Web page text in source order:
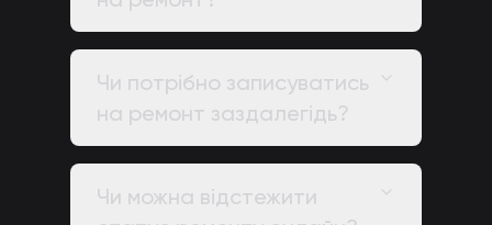
Чи потрібно записуватись
на ремонт заздалегідь?
Чи можна відстежити